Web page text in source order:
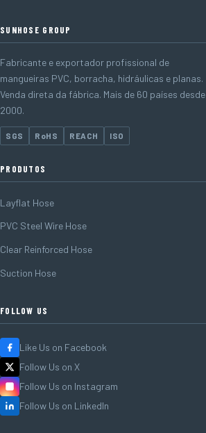
SUNHOSE GROUP
Fabricante e exportador profissional de
mangueiras PVC, borracha, hidráulicas e planas.
Venda direta da fábrica. Mais de 60 países desde
2000.
SGS RoHS REACH ISO
PRODUTOS
Layflat Hose
PVC Steel Wire Hose
Clear Reinforced Hose
Suction Hose
FOLLOW US
Like Us on Facebook
Follow Us on X
Follow Us on Instagram
Follow Us on LinkedIn